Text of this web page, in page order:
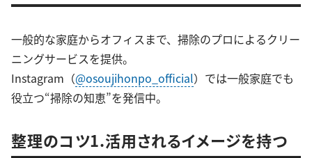
一般的な家庭からオフィスまで、掃除のプロによるクリー
ニングサービスを提供。
Instagram（@osoujihonpo_official）では一般家庭でも
役立つ“掃除の知恵”を発信中。
整理のコツ1.活用されるイメージを持つ